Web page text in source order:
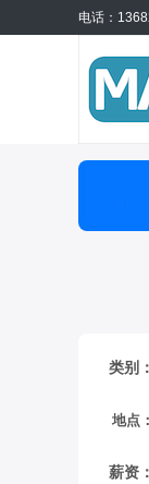
电话：
类别：
地点：
薪资：